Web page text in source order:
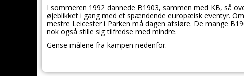
I sommeren 1992 dannede B1903, sammen med KB, så
øjeblikket i gang med et spændende europæisk eventyr.
mestre Leicester i Parken må dagen afsløre. De mange
nok også stille sig tilfredse med mindre.
Gense målene fra kampen nedenfor.